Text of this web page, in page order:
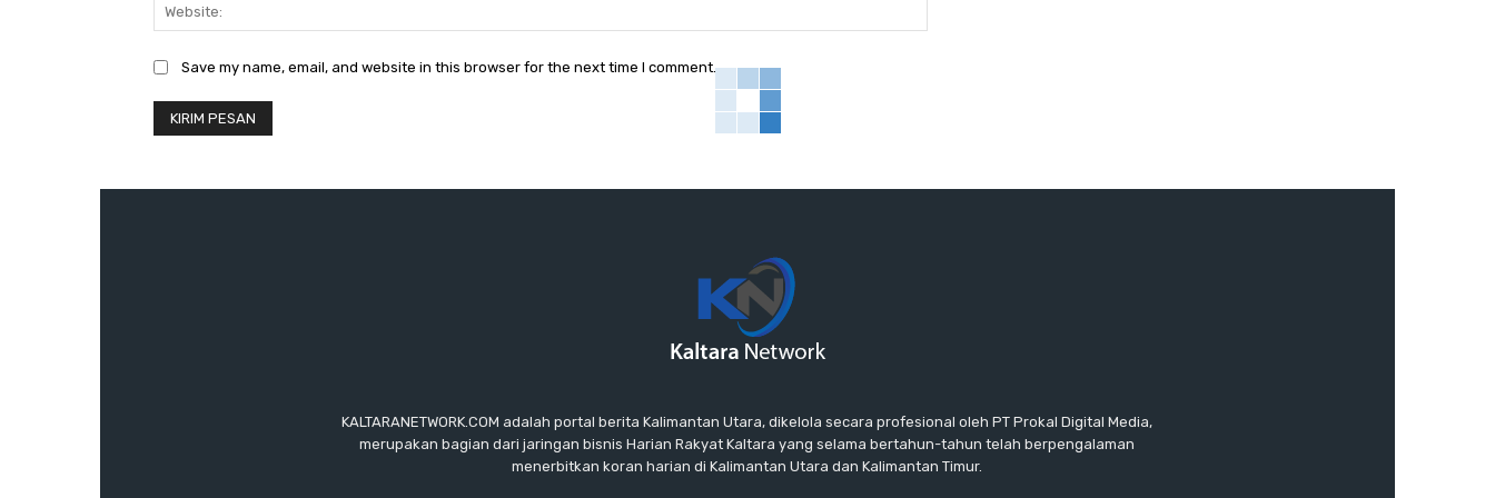
Save my name, email, and website in this browser for the next time I comment.
KALTARANETWORK.COM adalah portal berita Kalimantan Utara, dikelola secara profesional oleh PT Prokal Digital Media,
merupakan bagian dari jaringan bisnis Harian Rakyat Kaltara yang selama bertahun-tahun telah berpengalaman
menerbitkan koran harian di Kalimantan Utara dan Kalimantan Timur.